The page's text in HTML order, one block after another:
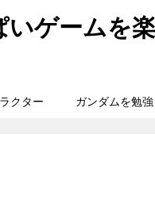
いゲームを
クター ガンダムを勉強